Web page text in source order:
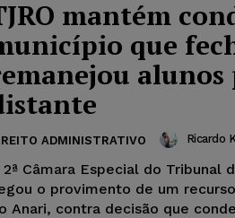
mantém
que
ADMINISTRATIVO Ricardo
2ª Câmara Especial do Tribunal
o provimento de um
Anari, contra decisão que